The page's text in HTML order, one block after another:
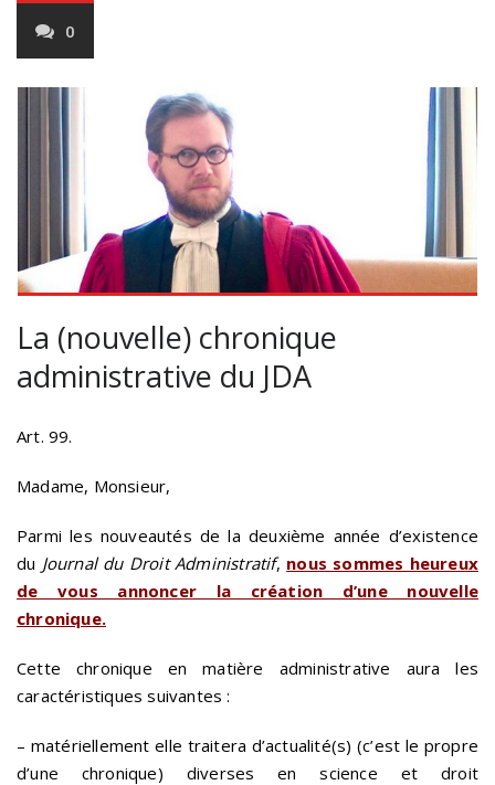
0
La (nouvelle) chronique
administrative du JDA
Art. 99.
Madame, Monsieur,
Parmi les nouveautés de la deuxième année d’existence
du Journal du Droit Administratif, nous sommes heureux
de vous annoncer la création d’une nouvelle
chronique.
Cette chronique en matière administrative aura les
caractéristiques suivantes :
– matériellement elle traitera d’actualité(s) (c’est le propre
d’une chronique) diverses en science et droit